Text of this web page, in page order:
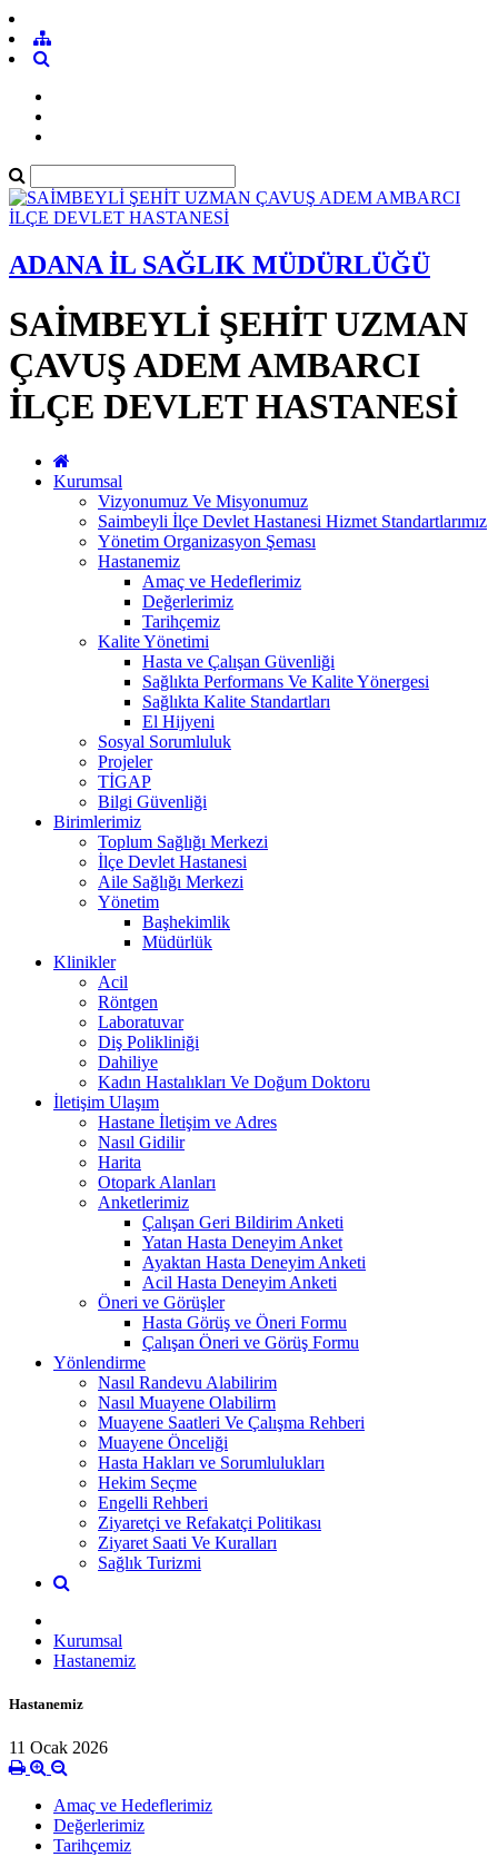
ADANA İL SAĞLIK MÜDÜRLÜĞÜ
SAİMBEYLİ ŞEHİT UZMAN
ÇAVUŞ ADEM AMBARCI
İLÇE DEVLET HASTANESİ
Kurumsal
Vizyonumuz Ve Misyonumuz
Saimbeyli İlçe Devlet Hastanesi Hizmet Standartlarımız
Yönetim Organizasyon Şeması
Hastanemiz
Amaç ve Hedeflerimiz
Değerlerimiz
Tarihçemiz
Kalite Yönetimi
Hasta ve Çalışan Güvenliği
Sağlıkta Performans Ve Kalite Yönergesi
Sağlıkta Kalite Standartları
El Hijyeni
Sosyal Sorumluluk
Projeler
TİGAP
Bilgi Güvenliği
Birimlerimiz
Toplum Sağlığı Merkezi
İlçe Devlet Hastanesi
Aile Sağlığı Merkezi
Yönetim
Başhekimlik
Müdürlük
Klinikler
Acil
Röntgen
Laboratuvar
Diş Polikliniği
Dahiliye
Kadın Hastalıkları Ve Doğum Doktoru
İletişim Ulaşım
Hastane İletişim ve Adres
Nasıl Gidilir
Harita
Otopark Alanları
Anketlerimiz
Çalışan Geri Bildirim Anketi
Yatan Hasta Deneyim Anket
Ayaktan Hasta Deneyim Anketi
Acil Hasta Deneyim Anketi
Öneri ve Görüşler
Hasta Görüş ve Öneri Formu
Çalışan Öneri ve Görüş Formu
Yönlendirme
Nasıl Randevu Alabilirim
Nasıl Muayene Olabilirm
Muayene Saatleri Ve Çalışma Rehberi
Muayene Önceliği
Hasta Hakları ve Sorumlulukları
Hekim Seçme
Engelli Rehberi
Ziyaretçi ve Refakatçi Politikası
Ziyaret Saati Ve Kuralları
Sağlık Turizmi
Kurumsal
Hastanemiz
Hastanemiz
11 Ocak 2026
Amaç ve Hedeflerimiz
Değerlerimiz
Tarihçemiz